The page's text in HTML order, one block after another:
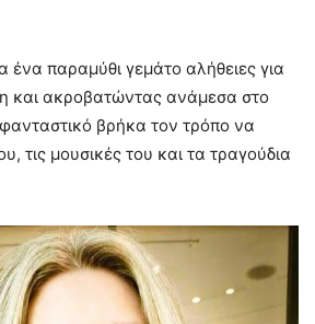
παραμύθι γεμάτο αλήθειες για
και ακροβατώντας ανάμεσα στο
βρήκα τον τρόπο να
τις μουσικές του και τα τραγούδια